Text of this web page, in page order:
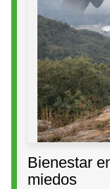
Bienestar
miedos